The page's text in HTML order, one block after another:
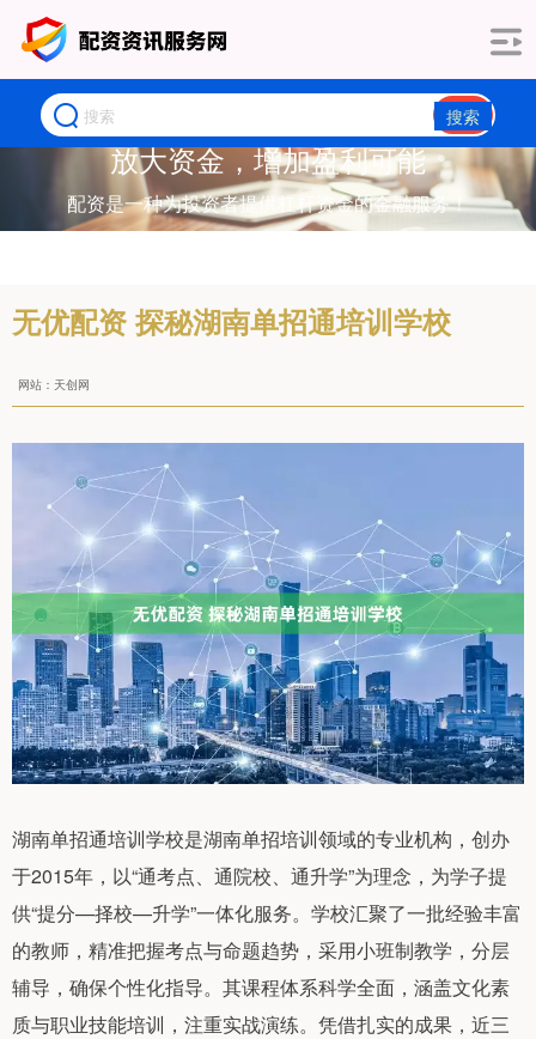
搜索
放大资金，增加盈利可能
配资是一种为投资者提供杠杆资金的金融服务！
无优配资 探秘湖南单招通培训学校
网站：天创网
湖南单招通培训学校是湖南单招培训领域的专业机构，创办
于2015年，以“通考点、通院校、通升学”为理念，为学子提
供“提分—择校—升学”一体化服务。学校汇聚了一批经验丰富
的教师，精准把握考点与命题趋势，采用小班制教学，分层
辅导，确保个性化指导。其课程体系科学全面，涵盖文化素
质与职业技能培训，注重实战演练。凭借扎实的成果，近三